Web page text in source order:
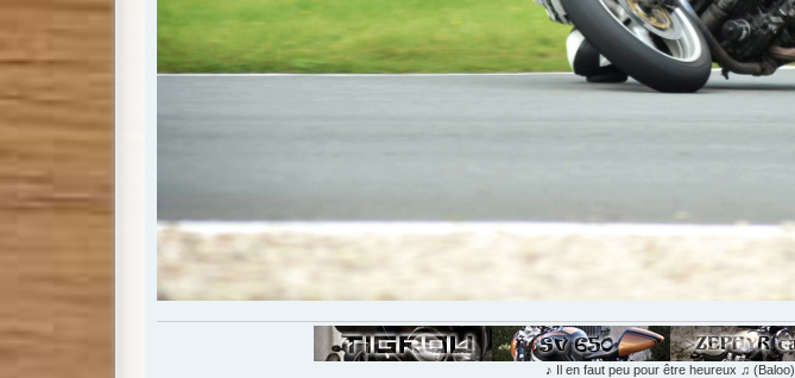
♪ Il en faut peu pour être heureux ♫ (Baloo)